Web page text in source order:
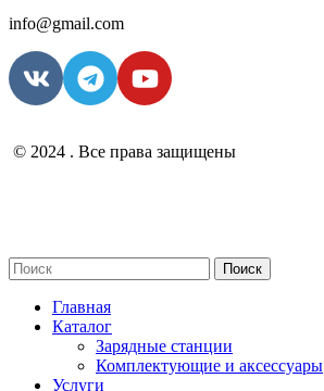
info@gmail.com
© 2024 . Все права защищены
Поиск
Главная
Каталог
Зарядные станции
Комплектующие и аксессуары
Услуги